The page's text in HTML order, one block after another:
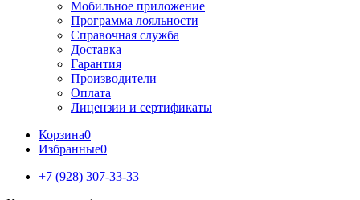
Мобильное приложение
Программа лояльности
Справочная служба
Доставка
Гарантия
Производители
Оплата
Лицензии и сертификаты
Корзина0
Избранные0
+7 (928) 307-33-33